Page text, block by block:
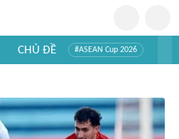
CHỦ ĐỀ #ASEAN Cup 2026